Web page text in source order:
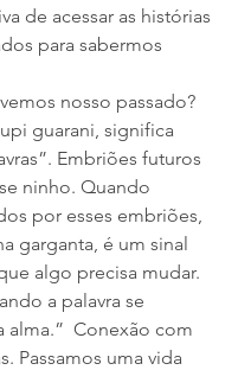
de acessar as histórias
para sabermos
nosso passado?
guarani, significa
Embriões futuros
ninho. Quando
por esses embriões,
garganta, é um sinal
algo precisa mudar.
a palavra se
alma.”  Conexão com
Passamos uma vida